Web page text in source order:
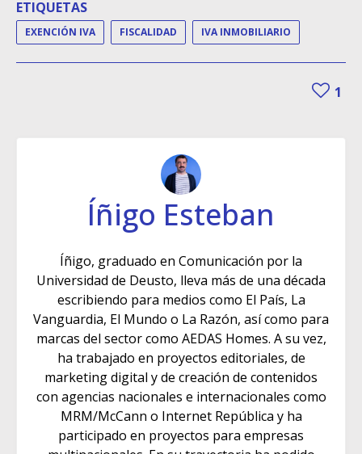
ETIQUETAS
EXENCIÓN IVA FISCALIDAD IVA INMOBILIARIO
1
Íñigo Esteban
Íñigo, graduado en Comunicación por la
Universidad de Deusto, lleva más de una década
escribiendo para medios como El País, La
Vanguardia, El Mundo o La Razón, así como para
marcas del sector como AEDAS Homes. A su vez,
ha trabajado en proyectos editoriales, de
marketing digital y de creación de contenidos
con agencias nacionales e internacionales como
MRM/McCann o Internet República y ha
participado en proyectos para empresas